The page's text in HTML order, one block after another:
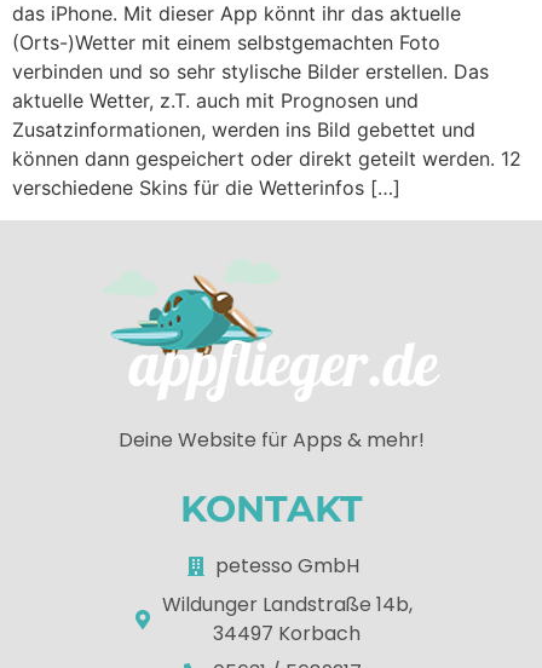
das iPhone. Mit dieser App könnt ihr das aktuelle
(Orts-)Wetter mit einem selbstgemachten Foto
verbinden und so sehr stylische Bilder erstellen. Das
aktuelle Wetter, z.T. auch mit Prognosen und
Zusatzinformationen, werden ins Bild gebettet und
können dann gespeichert oder direkt geteilt werden. 12
verschiedene Skins für die Wetterinfos […]
Deine Website für Apps & mehr!
KONTAKT
petesso GmbH
Wildunger Landstraße 14b,
34497 Korbach